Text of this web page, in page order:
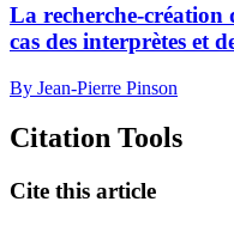
La recherche-création
cas des interprètes et
By Jean-Pierre Pinson
Citation Tools
Cite this article